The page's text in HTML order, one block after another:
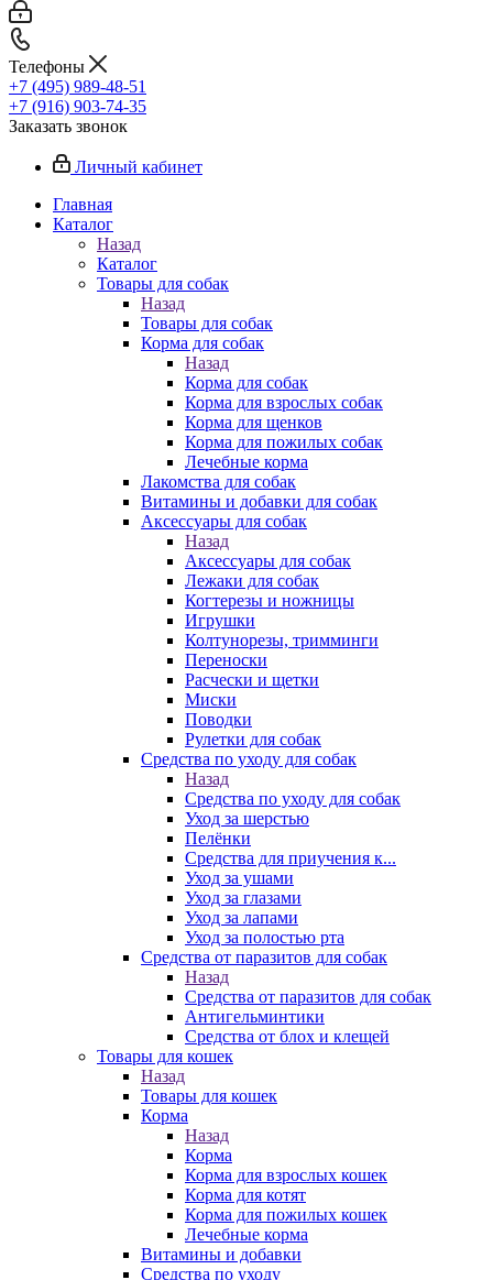
Телефоны
+7 (495) 989-48-51
+7 (916) 903-74-35
Заказать звонок
Личный кабинет
Главная
Каталог
Назад
Каталог
Товары для собак
Назад
Товары для собак
Корма для собак
Назад
Корма для собак
Корма для взрослых собак
Корма для щенков
Корма для пожилых собак
Лечебные корма
Лакомства для собак
Витамины и добавки для собак
Аксессуары для собак
Назад
Аксессуары для собак
Лежаки для собак
Когтерезы и ножницы
Игрушки
Колтунорезы, тримминги
Переноски
Расчески и щетки
Миски
Поводки
Рулетки для собак
Средства по уходу для собак
Назад
Средства по уходу для собак
Уход за шерстью
Пелёнки
Средства для приучения к...
Уход за ушами
Уход за глазами
Уход за лапами
Уход за полостью рта
Средства от паразитов для собак
Назад
Средства от паразитов для собак
Антигельминтики
Средства от блох и клещей
Товары для кошек
Назад
Товары для кошек
Корма
Назад
Корма
Корма для взрослых кошек
Корма для котят
Корма для пожилых кошек
Лечебные корма
Витамины и добавки
Средства по уходу